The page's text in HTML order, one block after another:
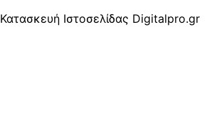
Κατασκευή Ιστοσελίδας Digitalpro.gr